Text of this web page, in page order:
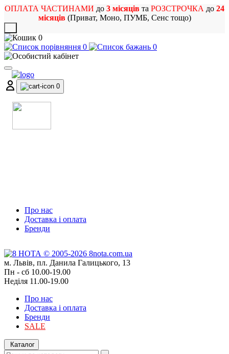
ОПЛАТА ЧАСТИНАМИ до 3 місяців та РОЗСТРОЧКА до 24
місяців(Приват, Моно, ПУМБ, Сенс тощо)
0
0
0
0
Про нас
Доставка і оплата
Бренди
м. Львів, пл. Данила Галицького, 13
Пн - сб 10.00-19.00
Неділя 11.00-19.00
Про нас
Доставка і оплата
Бренди
SALE
Каталог